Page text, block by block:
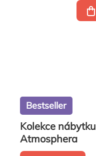
Bestseller
Kolekce nábytku
Atmosphera